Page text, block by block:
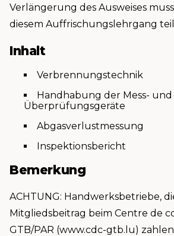
Verlängerung des Ausweises
diesem Auffrischungslehrgang
Inhalt
Verbrennungstechnik
Handhabung der Mess- und
Überprüfungsgeräte
Abgasverlustmessung
Inspektionsbericht
Bemerkung
ACHTUNG: Handwerksbetriebe,
Mitgliedsbeitrag beim Centre de
GTB/PAR (www.cdc-gtb.lu)